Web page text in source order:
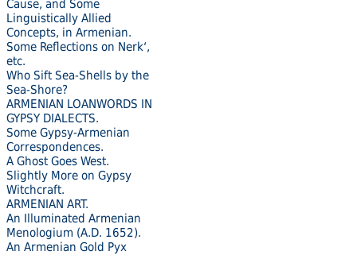
Cause, and Some
Linguistically Allied
Concepts, in Armenian.
Some Reflections on Nerkʻ,
etc.
Who Sift Sea-Shells by the
Sea-Shore?
ARMENIAN LOANWORDS IN
GYPSY DIALECTS.
Some Gypsy-Armenian
Correspondences.
A Ghost Goes West.
Slightly More on Gypsy
Witchcraft.
ARMENIAN ART.
An Illuminated Armenian
Menologium (A.D. 1652).
An Armenian Gold Pyx